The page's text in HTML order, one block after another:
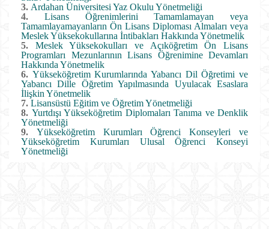
3. Ardahan Üniversitesi Yaz Okulu Yönetmeliği
4. Lisans Öğrenimlerini Tamamlamayan veya
Tamamlayamayanların Ön Lisans Diploması Almaları veya
Meslek Yüksekokullarına İntibakları Hakkında Yönetmelik
5.
Meslek Yüksekokulları ve Açıköğretim Ön Lisans
Programları Mezunlarının Lisans Öğrenimine Devamları
Hakkında Yönetmelik
6. Yükseköğretim Kurumlarında Yabancı Dil Öğretimi ve
Yabancı Dille Öğretim Yapılmasında Uyulacak Esaslara
İlişkin Yönetmelik
7. Lisansüstü Eğitim ve Öğretim Yönetmeliği
8. Yurtdışı Yükseköğretim Diplomaları Tanıma ve Denklik
Yönetmeliği
9.
Yükseköğretim Kurumları Öğrenci Konseyleri ve
Yükseköğretim Kurumları Ulusal Öğrenci Konseyi
Yönetmeliği